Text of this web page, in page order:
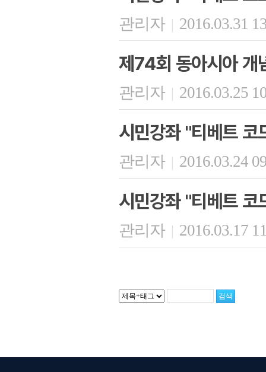
관리자 | 2016.03.31
제74회 동아시아 개
관리자 | 2016.03.25
시민강좌 "티베트
관리자 | 2016.03.24
시민강좌 "티베트
관리자 | 2016.03.17